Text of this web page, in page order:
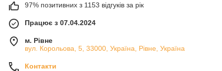
97% позитивних з 1153 відгуків за рік
Працює з 07.04.2024
м. Рівне
вул. Корольова, 5, 33000, Україна, Рівне, Україна
Контакти